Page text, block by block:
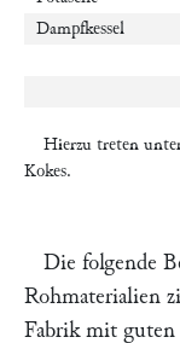
Dampfkessel
Hierzu treten
Kokes.
Die folgende
Rohmaterialien
Fabrik mit guten